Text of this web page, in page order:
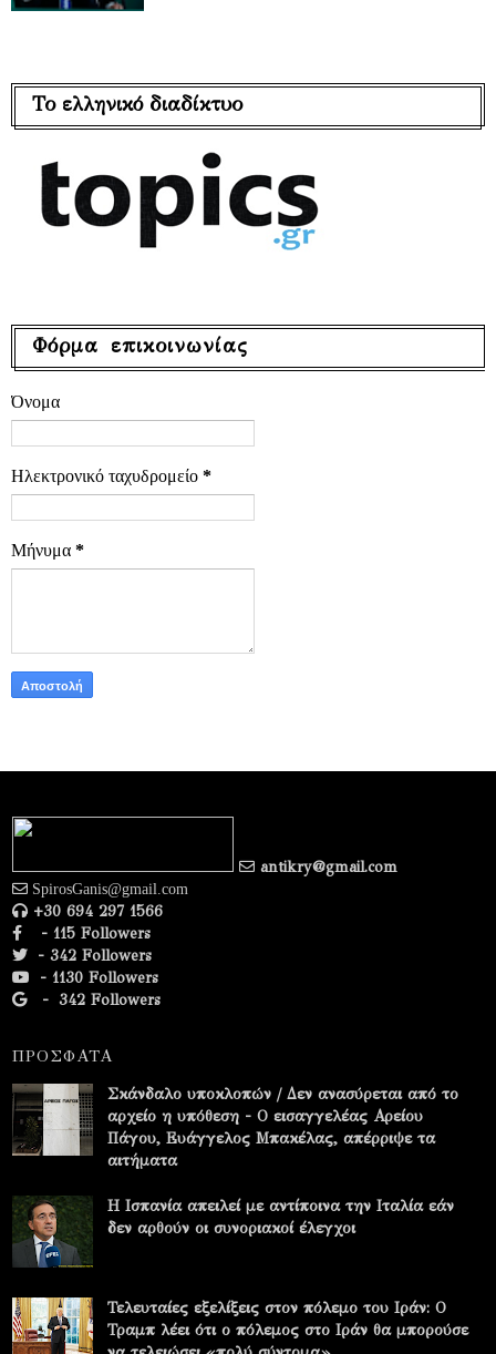
Το ελληνικό διαδίκτυο
Φόρμα επικοινωνίας
Όνομα
Ηλεκτρονικό ταχυδρομείο *
Μήνυμα *
antikry@gmail.com
SpirosGanis@gmail.com
+30 694 297 1566
- 115 Followers
- 342 Followers
- 1130 Followers
- 342 Followers
ΠΡΟΣΦΑΤΑ
Σκάνδαλο υποκλοπών / Δεν ανασύρεται από το
αρχείο η υπόθεση - Ο εισαγγελέας Αρείου
Πάγου, Ευάγγελος Μπακέλας, απέρριψε τα
αιτήματα
Η Ισπανία απειλεί με αντίποινα την Ιταλία εάν
δεν αρθούν οι συνοριακοί έλεγχοι
Τελευταίες εξελίξεις στον πόλεμο του Ιράν: Ο
Τραμπ λέει ότι ο πόλεμος στο Ιράν θα μπορούσε